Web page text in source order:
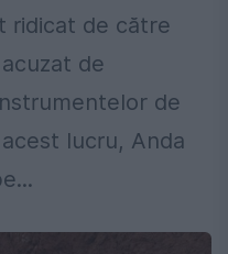
ridicat de către
de
de
lucru, Anda